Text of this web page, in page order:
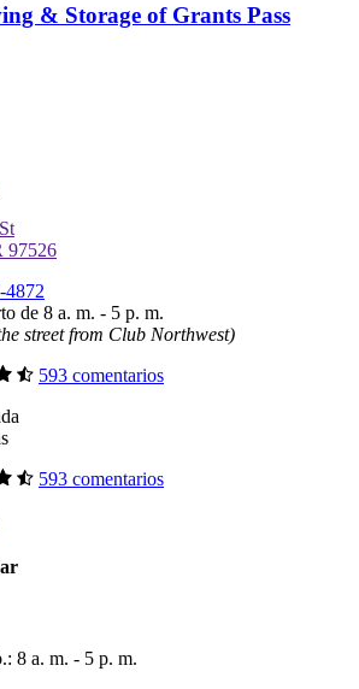
& Storage of Grants Pass
97526
4872
de 8 a. m. - 5 p. m.
street from Club Northwest)
593 comentarios
593 comentarios
8 a. m. - 5 p. m.